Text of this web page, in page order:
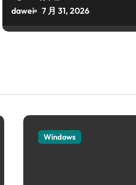
dawei 7 月 31, 2026
Windows